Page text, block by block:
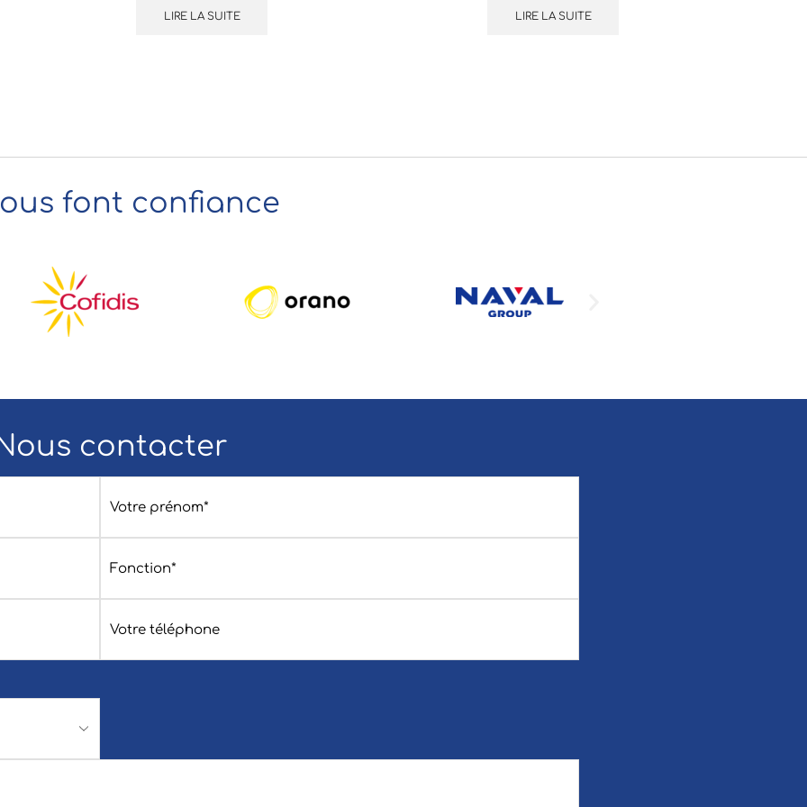
LIRE LA SUITE LIRE LA SUITE
font confiance
contacter